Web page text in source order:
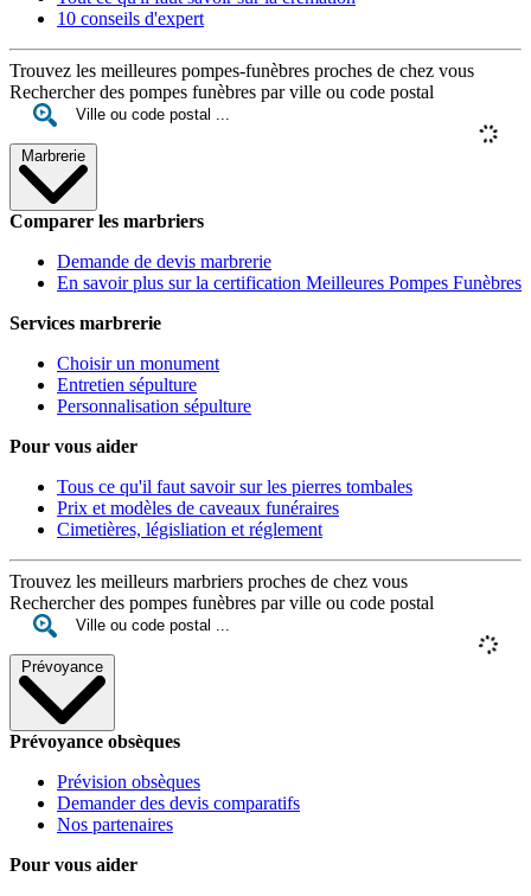
10 conseils d'expert
Trouvez les meilleures pompes-funèbres proches de chez vous
Rechercher des pompes funèbres par ville ou code postal
Marbrerie
Comparer les marbriers
Demande de devis marbrerie
En savoir plus sur la certification Meilleures Pompes Funèbres
Services marbrerie
Choisir un monument
Entretien sépulture
Personnalisation sépulture
Pour vous aider
Tous ce qu'il faut savoir sur les pierres tombales
Prix et modèles de caveaux funéraires
Cimetières, législiation et réglement
Trouvez les meilleurs marbriers proches de chez vous
Rechercher des pompes funèbres par ville ou code postal
Prévoyance
Prévoyance obsèques
Prévision obsèques
Demander des devis comparatifs
Nos partenaires
Pour vous aider